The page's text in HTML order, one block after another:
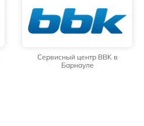
Сервисный центр BBK в
Барнауле